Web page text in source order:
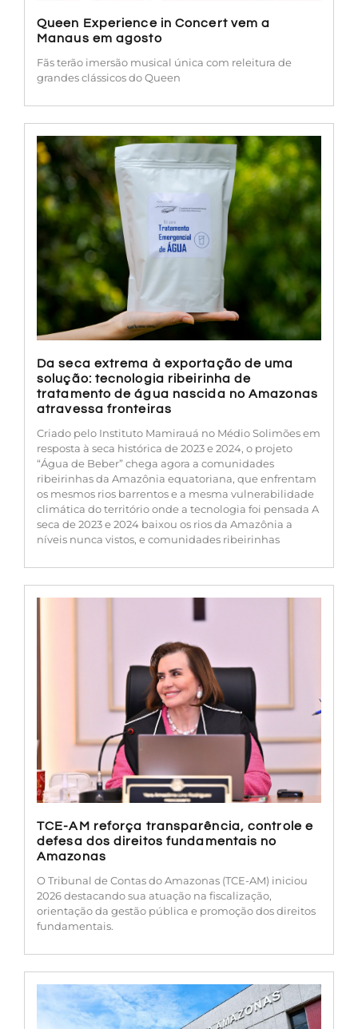
Queen Experience in Concert vem a
Manaus em agosto
Fãs terão imersão musical única com releitura de
grandes clássicos do Queen
Da seca extrema à exportação de uma
solução: tecnologia ribeirinha de
tratamento de água nascida no Amazonas
atravessa fronteiras
Criado pelo Instituto Mamirauá no Médio Solimões em
resposta à seca histórica de 2023 e 2024, o projeto
“Água de Beber” chega agora a comunidades
ribeirinhas da Amazônia equatoriana, que enfrentam
os mesmos rios barrentos e a mesma vulnerabilidade
climática do território onde a tecnologia foi pensada A
seca de 2023 e 2024 baixou os rios da Amazônia a
níveis nunca vistos, e comunidades ribeirinhas
TCE-AM reforça transparência, controle e
defesa dos direitos fundamentais no
Amazonas
O Tribunal de Contas do Amazonas (TCE-AM) iniciou
2026 destacando sua atuação na fiscalização,
orientação da gestão pública e promoção dos direitos
fundamentais.